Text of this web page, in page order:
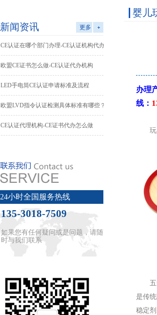
新闻资讯 更多
CE认证在哪个部门办理-CE认证机构代办
欧盟CE证书怎么做-CE认证代办机构
LED手电筒CE认证申请标准及流程
欧盟LVD指令认证检测具体标准有哪些？
CE认证代理机构-CE证书代办怎么做
24小时全国服务热线
135-3018-7509
如果您有任何疑问或是问题，请随
时与我们联系
婴儿
办理
线：
玩具
五氣
是传
稳定